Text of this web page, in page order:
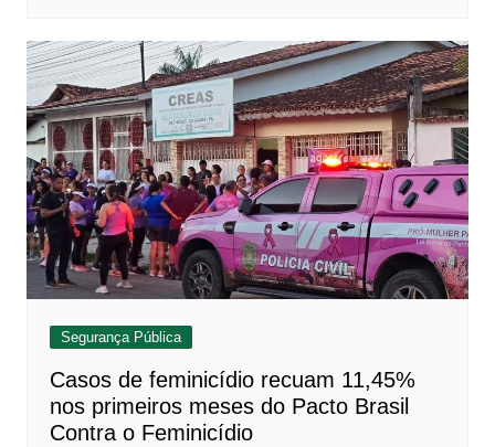
Segurança Pública
Casos de feminicídio recuam 11,45%
nos primeiros meses do Pacto Brasil
Contra o Feminicídio